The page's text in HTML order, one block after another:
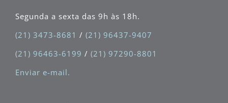
Segunda a sexta das 9h às 18h.
(21) 3473-8681 / (21) 96437-9407
(21) 96463-6199 / (21) 97290-8801
Enviar e-mail.